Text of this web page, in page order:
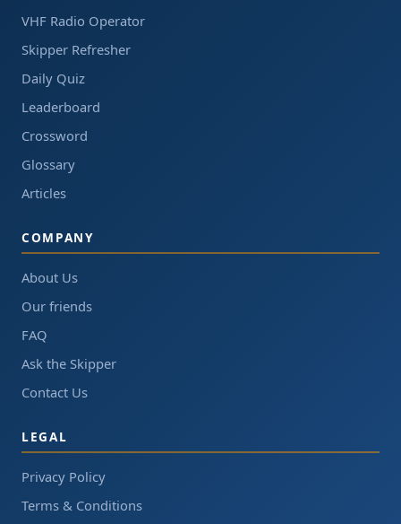
VHF Radio Operator
Skipper Refresher
Daily Quiz
Leaderboard
Crossword
Glossary
Articles
COMPANY
About Us
Our friends
FAQ
Ask the Skipper
Contact Us
LEGAL
Privacy Policy
Terms & Conditions